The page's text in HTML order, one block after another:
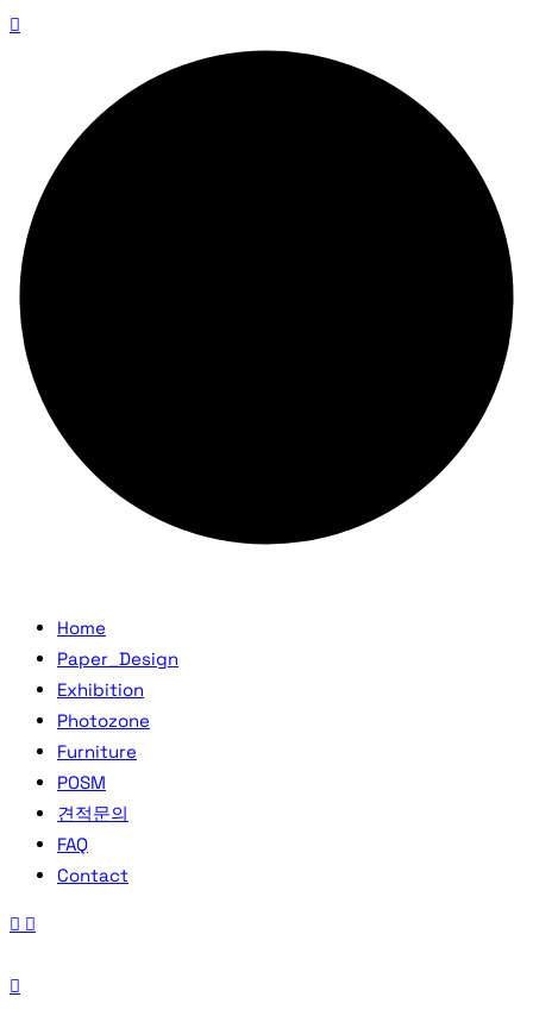
Home
Paper_Design
Exhibition
Photozone
Furniture
POSM
견적문의
FAQ
Contact